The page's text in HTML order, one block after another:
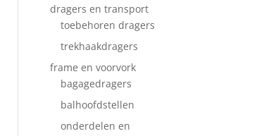
dragers en transport
toebehoren dragers
trekhaakdragers
frame en voorvork
bagagedragers
balhoofdstellen
onderdelen en